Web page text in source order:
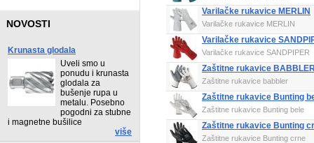
NOVOSTI
Krunasta glodala
Uveli smo u
ponudu i krunasta
glodala za
bušenje rupa u
metalu. Posebno
pogodni za stubne
i magnetne bušilice
više
Varilačke rukavice MERLIN
Varilačke rukavice MERLIN
Varilačke rukavice
Varilačke rukavice SANDPIPER
Zaštitne rukavice
Zaštitne rukavice babbler
Zaštitne rukavice Bunting
Zaštitne rukavice Bunting bele
Zaštitne rukavice Bunting
Zaštitne rukavice Bunting crne